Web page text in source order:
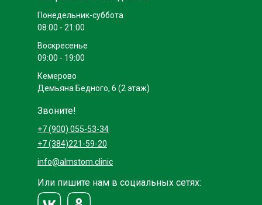
Понедельник-суббота
08:00 - 21:00
Звоните!
+7 (900) 055-53-34
Воскресенье
09:00 - 19:00
Кемерово
Демьяна Бедного, 6 (2 этаж)
info@almstom.clinic
Или пишите нам в социальных сетях:
+7 (384)221-59-20